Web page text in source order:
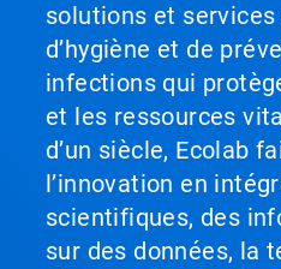
solutions et services
d’hygiène et de
infections qui
et les ressources
d’un siècle, Ecolab
l’innovation en
scientifiques, des
sur des données, la